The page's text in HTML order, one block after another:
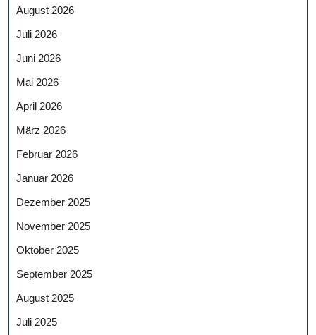
August 2026
Juli 2026
Juni 2026
Mai 2026
April 2026
März 2026
Februar 2026
Januar 2026
Dezember 2025
November 2025
Oktober 2025
September 2025
August 2025
Juli 2025